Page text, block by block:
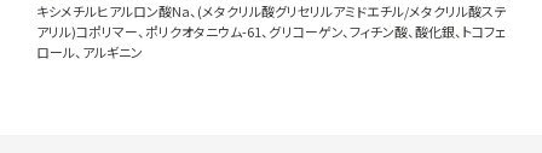
キシメチルヒアルロン酸Na、(メタクリル酸グリセリルアミドエチル/メタクリル酸ステ
アリル)コポリマー、ポリクオタニウム-61、グリコーゲン、フィチン酸、酸化銀、トコフェ
ロール、アルギニン